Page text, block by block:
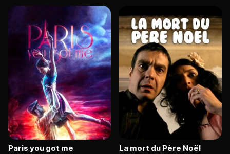
Paris you got me La mort du Père Noël